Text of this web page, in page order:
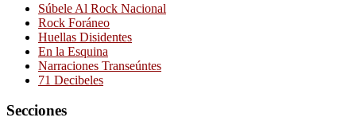
Súbele Al Rock Nacional
Rock Foráneo
Huellas Disidentes
En la Esquina
Narraciones Transeúntes
71 Decibeles
Secciones